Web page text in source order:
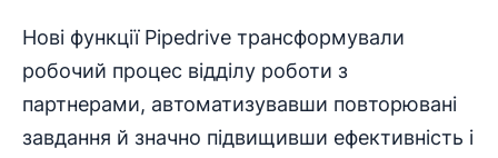
Нові функції Pipedrive трансформували
робочий процес відділу роботи з
партнерами, автоматизувавши повторювані
завдання й значно підвищивши ефективність і